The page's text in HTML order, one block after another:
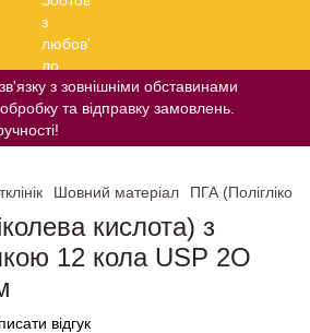
з зовнішніми обставинами
та відправку замовлень.
Шовний матеріал ПГА
кислота) з
12 кола USP 2O
відгук